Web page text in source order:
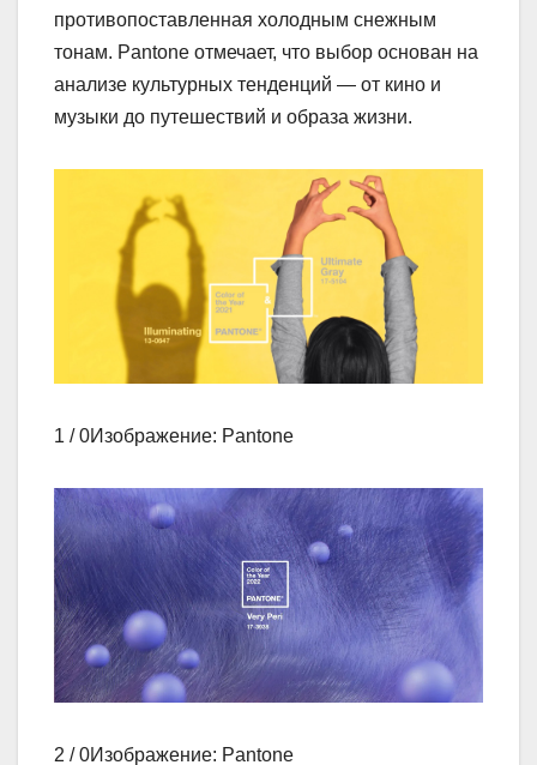
противопоставленная холодным снежным
тонам. Pantone отмечает, что выбор основан на
анализе культурных тенденций — от кино и
музыки до путешествий и образа жизни.
1 / 0Изображение: Pantone
2 / 0Изображение: Pantone